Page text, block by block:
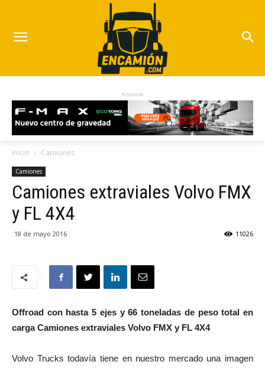
Anuncio
Inicio Camiones
Camiones
Camiones extraviales Volvo FMX
y FL 4X4
18 de mayo 2016 11026
Offroad con hasta 5 ejes y 66 toneladas de peso total en
carga Camiones extraviales Volvo FMX y FL 4X4
Volvo Trucks todavía tiene en nuestro mercado una imagen